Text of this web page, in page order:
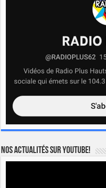
Nos actualités sur YOUTUBE!